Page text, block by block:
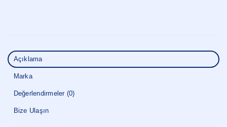
Açıklama
Marka
Değerlendirmeler (0)
Bize Ulaşın